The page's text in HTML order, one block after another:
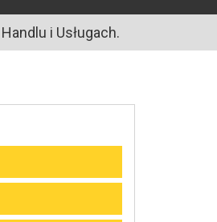
i Usługach.